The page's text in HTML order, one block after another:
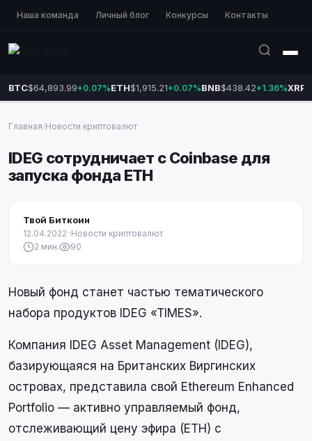
Наша команда Личный блог Конкурсы Контакты
BTC$64,893.99+0.07%ETH$1,915.21+0.07%BNB$438.42+1.36%XRP
Главная/Новости криптовалют
IDEG сотрудничает с Coinbase для
запуска фонда ETH
Твой Биткоин
12.04.2022 ·Новости криптовалют
2 мин.
90
Новый фонд станет частью тематического
набора продуктов IDEG «TIMES».
Компания IDEG Asset Management (IDEG),
базирующаяся на Британских Виргинских
островах, представила свой Ethereum Enhanced
Portfolio — активно управляемый фонд,
отслеживающий цену эфира (ETH) с